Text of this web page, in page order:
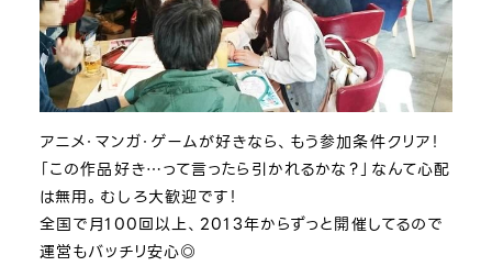
アニメ・マンガ・ゲームが好きなら、もう参加条件クリア！
「この作品好き…って言ったら引かれるかな？」なんて心配
は無用。むしろ大歓迎です！
全国で月100回以上、2013年からずっと開催してるので
運営もバッチリ安心◎